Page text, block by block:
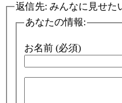
返信先: みんなに見せた
あなたの情報:
お名前 (必須)